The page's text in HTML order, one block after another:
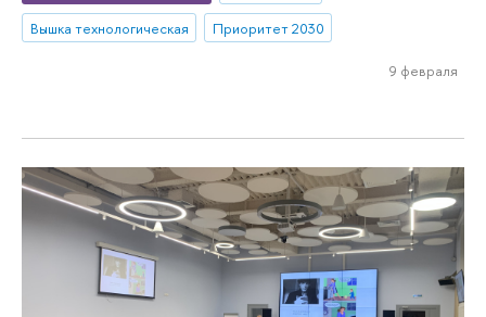
Вышка технологическая
Приоритет 2030
9 февраля